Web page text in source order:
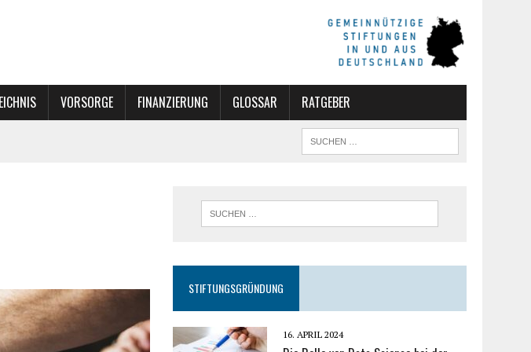
VORSORGE FINANZIERUNG GLOSSAR RATGEBER
STIFTUNGSGRÜNDUNG
16. APRIL 2024